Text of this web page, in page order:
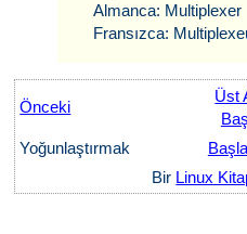
Almanca: Multiplexer
Fransızca:
Önceki
Üst
Yoğunlaştırmak
Bir Linux